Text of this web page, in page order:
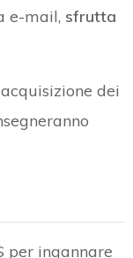
e-mail, sfrutta
dei
per ingannare